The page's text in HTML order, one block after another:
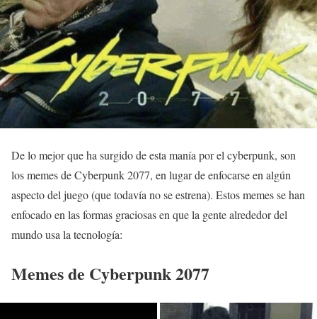
De lo mejor que ha surgido de esta manía por el cyberpunk, son
los memes de Cyberpunk 2077, en lugar de enfocarse en algún
aspecto del juego (que todavía no se estrena). Estos memes se han
enfocado en las formas graciosas en que la gente alrededor del
mundo usa la tecnología:
Memes de Cyberpunk 2077